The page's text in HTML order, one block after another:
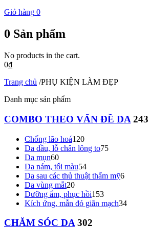
Giỏ hàng 0
0 Sản phẩm
No products in the cart.
0₫
Trang chủ /PHỤ KIỆN LÀM ĐẸP
Danh mục sản phẩm
COMBO THEO VẤN ĐỀ DA 243
Chống lão hoá120
Da dầu, lỗ chân lông to75
Da mụn60
Da nám, tối màu54
Da sau các thủ thuật thẩm mỹ6
Da vùng mắt20
Dưỡng ẩm, phục hồi153
Kích ứng, mẫn đỏ giãn mạch34
CHĂM SÓC DA 302